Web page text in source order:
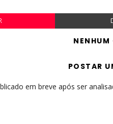
POSTAR
em breve após ser